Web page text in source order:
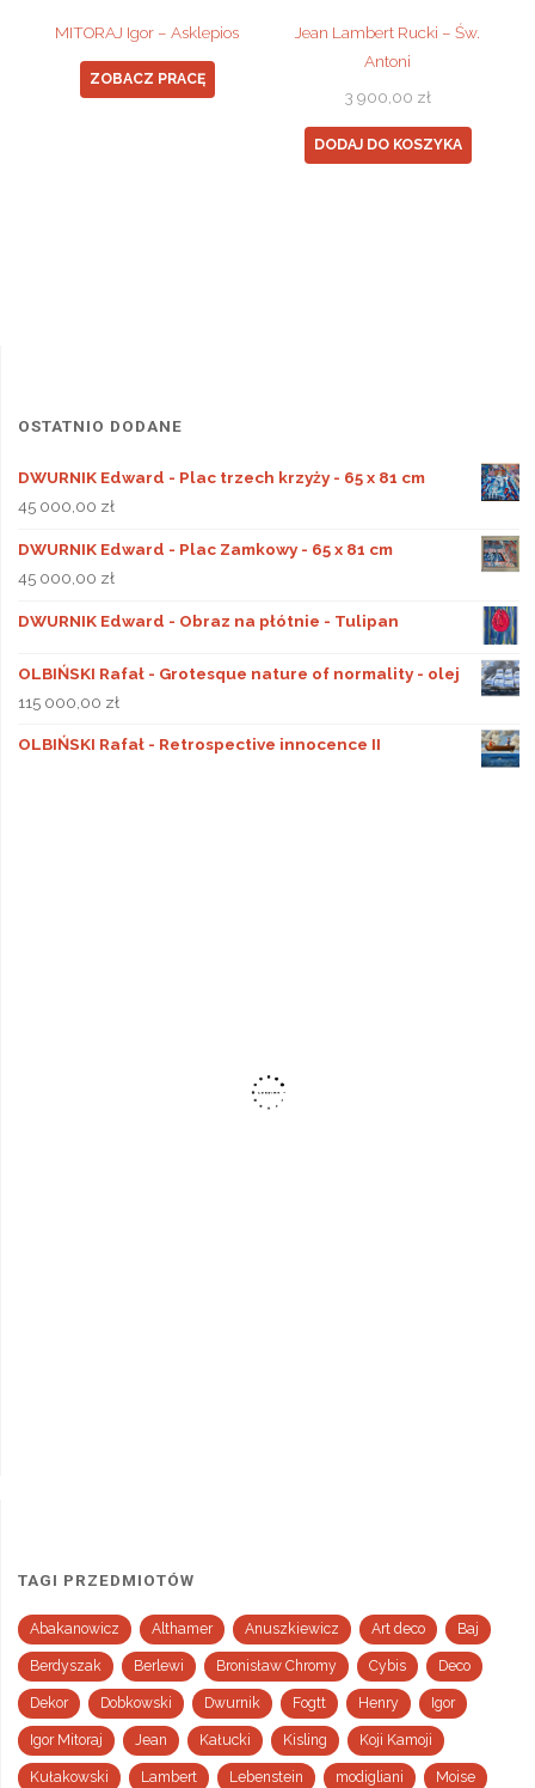
MITORAJ Igor – Asklepios
ZOBACZ PRACĘ
Jean Lambert Rucki – Św.
Antoni
3 900,00 zł
DODAJ DO KOSZYKA
OSTATNIO DODANE
DWURNIK Edward - Plac trzech krzyży - 65 x 81 cm
45 000,00 zł
DWURNIK Edward - Plac Zamkowy - 65 x 81 cm
45 000,00 zł
DWURNIK Edward - Obraz na płótnie - Tulipan
OLBIŃSKI Rafał - Grotesque nature of normality - olej
115 000,00 zł
OLBIŃSKI Rafał - Retrospective innocence II
TAGI PRZEDMIOTÓW
Abakanowicz Althamer Anuszkiewicz Art deco Baj
Berdyszak Berlewi Bronisław Chromy Cybis Deco
Dekor Dobkowski Dwurnik Fogtt Henry Igor
Igor Mitoraj Jean Kałucki Kisling Koji Kamoji
Kułakowski Lambert Lebenstein modigliani Moise